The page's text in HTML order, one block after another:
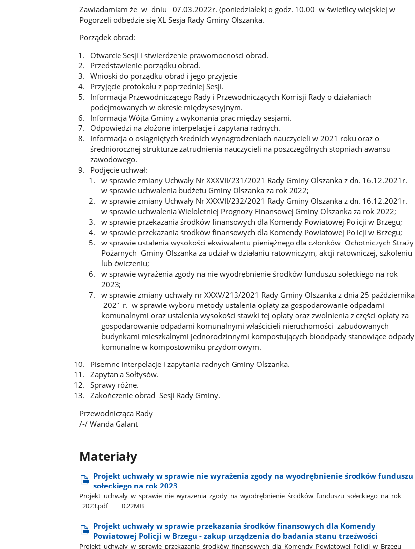
Zawiadamiam że w dniu 07.03.2022r. (poniedziałek) o godz. 10.00 w świetlicy wiejskiej w
Pogorzeli odbędzie się XL Sesja Rady Gminy Olszanka.
Porządek obrad:
Otwarcie Sesji i stwierdzenie prawomocności obrad.
Przedstawienie porządku obrad.
Wnioski do porządku obrad i jego przyjęcie
Przyjęcie protokołu z poprzedniej Sesji.
Informacja Przewodniczącego Rady i Przewodniczących Komisji Rady o działaniach
podejmowanych w okresie międzysesyjnym.
Informacja Wójta Gminy z wykonania prac między sesjami.
Odpowiedzi na złożone interpelacje i zapytana radnych.
Informacja o osiągniętych średnich wynagrodzeniach nauczycieli w 2021 roku oraz o
średniorocznej strukturze zatrudnienia nauczycieli na poszczególnych stopniach awansu
zawodowego.
Podjęcie uchwał:
w sprawie zmiany Uchwały Nr XXXVII/231/2021 Rady Gminy Olszanka z dn. 16.12.2021r.
w sprawie uchwalenia budżetu Gminy Olszanka za rok 2022;
w sprawie zmiany Uchwały Nr XXXVII/232/2021 Rady Gminy Olszanka z dn. 16.12.2021r.
w sprawie uchwalenia Wieloletniej Prognozy Finansowej Gminy Olszanka za rok 2022;
w sprawie przekazania środków finansowych dla Komendy Powiatowej Policji w Brzegu;
w sprawie przekazania środków finansowych dla Komendy Powiatowej Policji w Brzegu;
w sprawie ustalenia wysokości ekwiwalentu pieniężnego dla członków Ochotniczych Straży
Pożarnych Gminy Olszanka za udział w działaniu ratowniczym, akcji ratowniczej, szkoleniu
lub ćwiczeniu;
w sprawie wyrażenia zgody na nie wyodrębnienie środków funduszu sołeckiego na rok
2023;
w sprawie zmiany uchwały nr XXXV/213/2021 Rady Gminy Olszanka z dnia 25 października
2021 r. w sprawie wyboru metody ustalenia opłaty za gospodarowanie odpadami
komunalnymi oraz ustalenia wysokości stawki tej opłaty oraz zwolnienia z części opłaty za
gospodarowanie odpadami komunalnymi właścicieli nieruchomości zabudowanych
budynkami mieszkalnymi jednorodzinnymi kompostujących bioodpady stanowiące odpady
komunalne w kompostowniku przydomowym.
Pisemne Interpelacje i zapytania radnych Gminy Olszanka.
Zapytania Sołtysów.
Sprawy różne.
Zakończenie obrad Sesji Rady Gminy.
Przewodnicząca Rady
/-/ Wanda Galant
Materiały
Projekt uchwały w sprawie nie wyrażenia zgody na wyodrębnienie środków funduszu
sołeckiego na rok 2023
Projekt​_uchwały​_w​_sprawie​_nie​_wyrażenia​_zgody​_na​_wyodrębnienie​_środków​_funduszu​_sołeckiego​_na​_rok​
_2023.pdf
0.22MB
Projekt uchwały w sprawie przekazania środków finansowych dla Komendy
Powiatowej Policji w Brzegu - zakup urządzenia do badania stanu trzeźwości
Projekt​_uchwały​_w​_sprawie​_przekazania​_środków​_finansowych​_dla​_Komendy​_Powiatowej​_Policji​_w​_Brzegu​_-​